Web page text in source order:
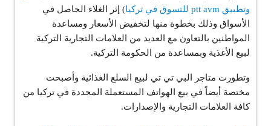
وتطبيق ptt avm للتسوق في تركيا
) إثر الغلاء الحاصل في
الأسواق وذلك بخطوة منها لتخفيض الأسعار ومساعدة
المواطنين بالتعاون مع العديد من العلامات التجارية التركية
لبيع الأغذية وبمساعدة من الحكومة التركية.
وتطورت متاجر البي تي تي لبيع السلع الغذائية وأصبحت
مختصة أيضاً في بيع الهواتف المستعملة المجددة في تركيا من
كافة العلامات التجارية والإصدارات.